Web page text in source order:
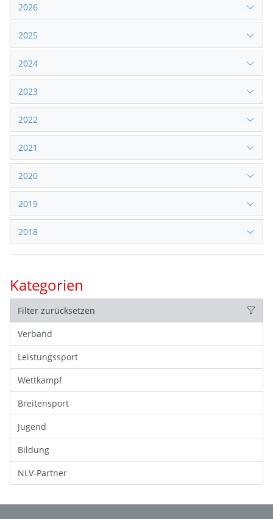
2026
2025
2024
2023
2022
2021
2020
2019
2018
Kategorien
Filter zurücksetzen
Verband
Leistungssport
Wettkampf
Breitensport
Jugend
Bildung
NLV-Partner